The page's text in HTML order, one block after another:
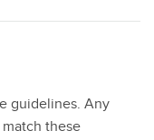
guidelines. Any
these